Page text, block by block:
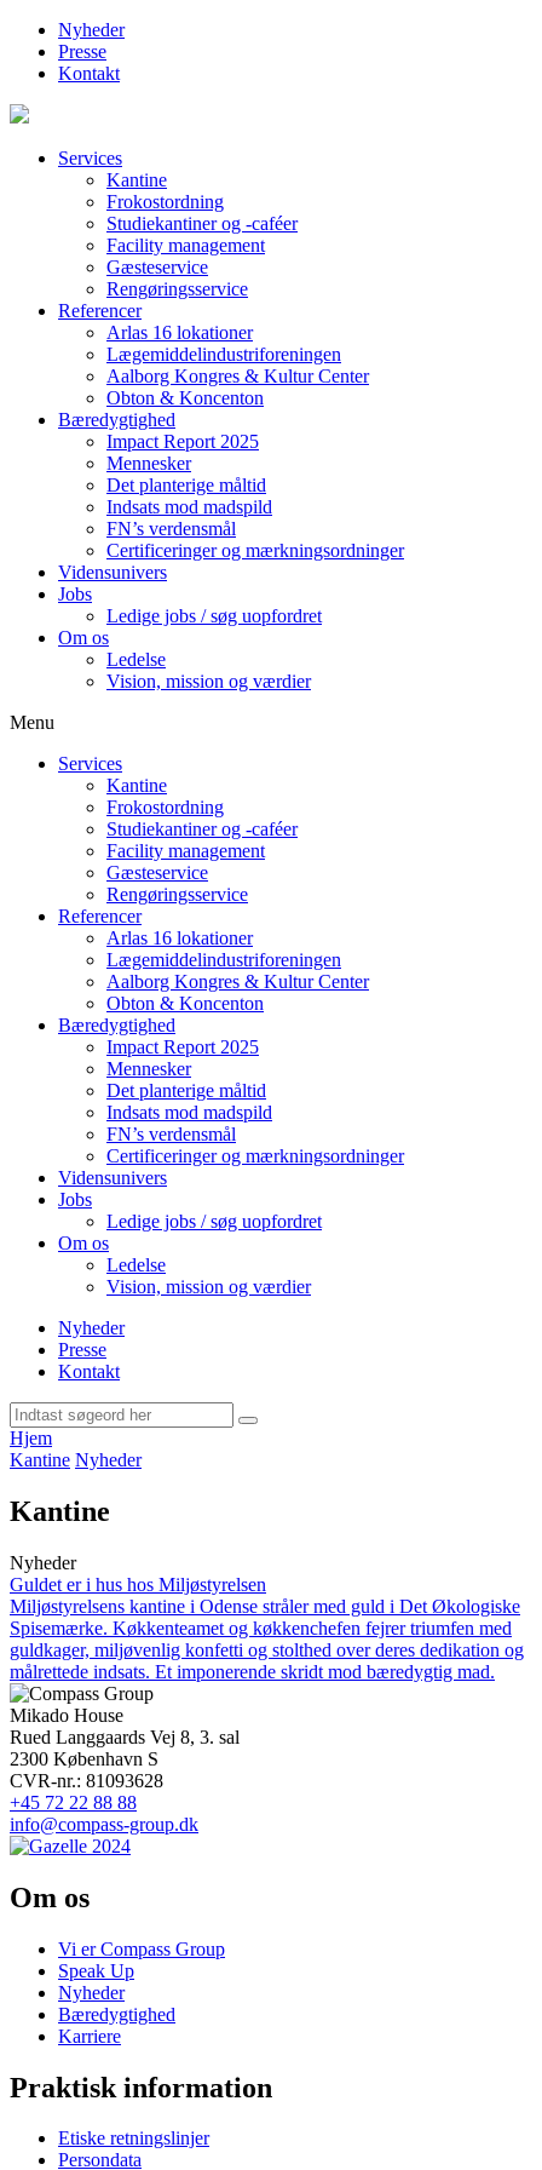
Nyheder
Presse
Kontakt
Services
Kantine
Frokostordning
Studiekantiner og -caféer
Facility management
Gæsteservice
Rengøringsservice
Referencer
Arlas 16 lokationer
Lægemiddelindustriforeningen
Aalborg Kongres & Kultur Center
Obton & Koncenton
Bæredygtighed
Impact Report 2025
Mennesker
Det planterige måltid
Indsats mod madspild
FN’s verdensmål
Certificeringer og mærkningsordninger
Vidensunivers
Jobs
Ledige jobs / søg uopfordret
Om os
Ledelse
Vision, mission og værdier
Menu
Services
Kantine
Frokostordning
Studiekantiner og -caféer
Facility management
Gæsteservice
Rengøringsservice
Referencer
Arlas 16 lokationer
Lægemiddelindustriforeningen
Aalborg Kongres & Kultur Center
Obton & Koncenton
Bæredygtighed
Impact Report 2025
Mennesker
Det planterige måltid
Indsats mod madspild
FN’s verdensmål
Certificeringer og mærkningsordninger
Vidensunivers
Jobs
Ledige jobs / søg uopfordret
Om os
Ledelse
Vision, mission og værdier
Nyheder
Presse
Kontakt
Hjem
Kantine Nyheder
Kantine
Nyheder
Guldet er i hus hos Miljøstyrelsen
Miljøstyrelsens kantine i Odense stråler med guld i Det Økologiske
Spisemærke. Køkkenteamet og køkkenchefen fejrer triumfen med
guldkager, miljøvenlig konfetti og stolthed over deres dedikation og
målrettede indsats. Et imponerende skridt mod bæredygtig mad.
Mikado House
Rued Langgaards Vej 8, 3. sal
2300 København S
CVR-nr.: 81093628
+45 72 22 88 88
info@compass-group.dk
Om os
Vi er Compass Group
Speak Up
Nyheder
Bæredygtighed
Karriere
Praktisk information
Etiske retningslinjer
Persondata